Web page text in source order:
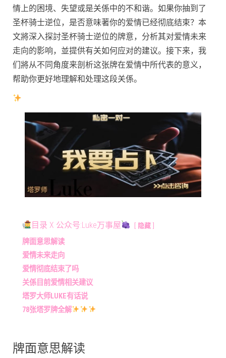
情上的困境、失望或是关係中的不和谐。如果你抽到了
圣杯骑士逆位，是否意味著你的爱情已经彻底结束？本
文將深入探討圣杯骑士逆位的牌意，分析其对爱情未来
走向的影响，並提供有关如何应对的建议。接下来，我
们將从不同角度来剖析这张牌在爱情中所代表的意义，
帮助你更好地理解和处理这段关係。
目录 X 公众号:Luke万事屋 隐藏
牌面意思解读
爱情未来走向
爱情彻底结束了吗
关係目前爱情相关建议
塔罗大师LUKE有话说
78张塔罗牌全解
牌面意思解读